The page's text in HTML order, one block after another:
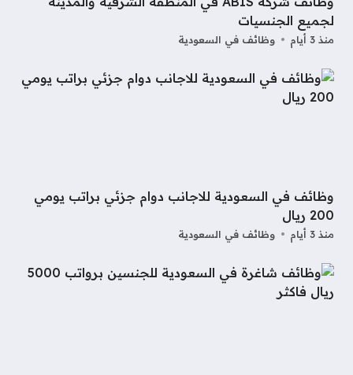
لجميع الجنسيات
منذ 3 أيام وظائف في السعودية
وظائف في السعودية للاجانب دوام جزئي براتب يومي
200 ريال
منذ 3 أيام وظائف في السعودية